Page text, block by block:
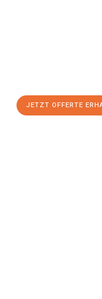
JETZT OFFERTE